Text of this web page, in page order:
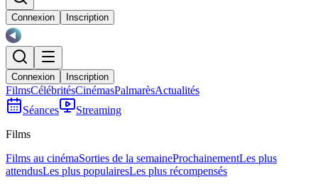
Connexion Inscription
Connexion Inscription
FilmsCélébritésCinémasPalmarèsActualités
Séances
Streaming
Films
Films au cinémaSorties de la semaineProchainementLes plus
attendusLes plus populairesLes plus récompensés